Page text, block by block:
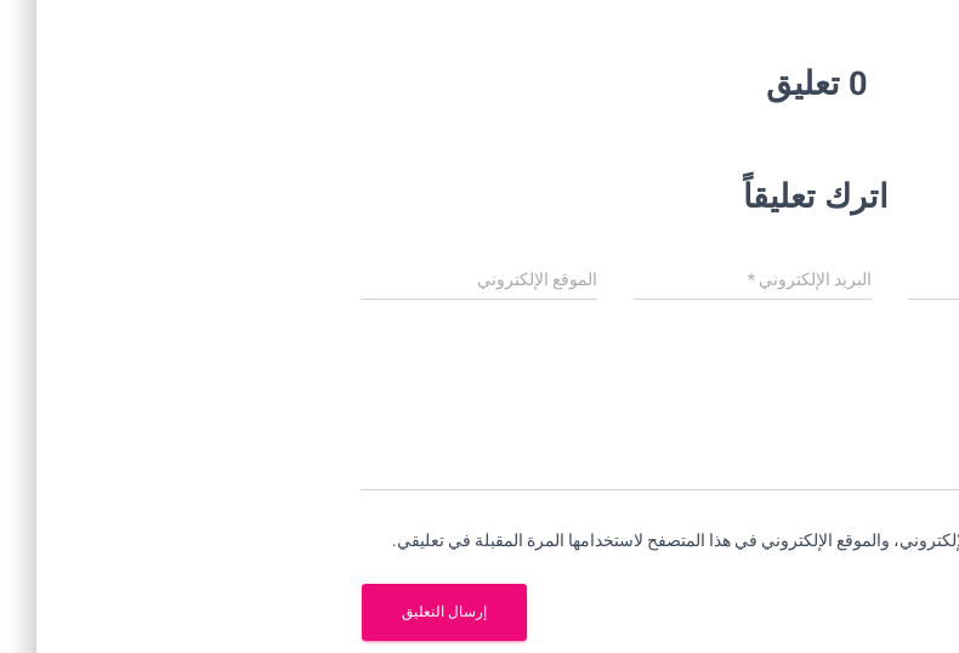
0 تعليق
اترك تعليقاً
البريد الإلكتروني* الموقع الإلكتروني
والموقع الإلكتروني في هذا المتصفح لاستخدامها المرة المقبلة في تعليقي.